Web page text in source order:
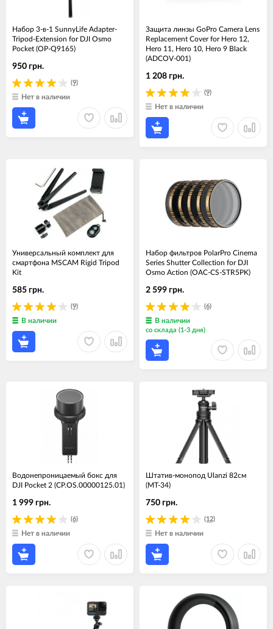
Набор 3-в-1 SunnyLife Adapter-
Tripod-Extension for DJI Osmo
Pocket (OP-Q9165)
(9)
950 грн.
Нет в наличии
Защита линзы GoPro Camera Lens
Replacement Cover for Hero 12,
Hero 11, Hero 10, Hero 9 Black
(ADCOV-001)
(9)
1 208 грн.
Нет в наличии
Универсальный комплект для
смартфона MSCAM Rigid Tripod
Kit
(9)
585 грн.
В наличии
Набор фильтров PolarPro Cinema
Series Shutter Collection for DJI
Osmo Action (OAC-CS-STR5PK)
(6)
2 599 грн.
В наличии
со склада (1-3 дня)
Водонепроницаемый бокс для
DJI Pocket 2 (CP.OS.00000125.01)
(6)
1 999 грн.
Нет в наличии
Штатив-монопод Ulanzi 82см
(MT-34)
(12)
750 грн.
Нет в наличии